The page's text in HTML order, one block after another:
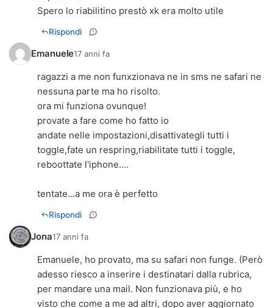
Spero lo riabilitino prestò xk era molto utile
Rispondi
Emanuele17 anni fa
ragazzi a me non funxzionava ne in sms ne safari ne
nessuna parte ma ho risolto.
ora mi funziona ovunque!
provate a fare come ho fatto io
andate nelle impostazioni,disattivategli tutti i
toggle,fate un respring,riabilitate tutti i toggle,
reboottate l'iphone....
tentate...a me ora è perfetto
Rispondi
Jona17 anni fa
Emanuele, ho provato, ma su safari non funge. (Però
adesso riesco a inserire i destinatari dalla rubrica,
per mandare una mail. Non funzionava più, e ho
visto che come a me ad altri, dopo aver aggiornato